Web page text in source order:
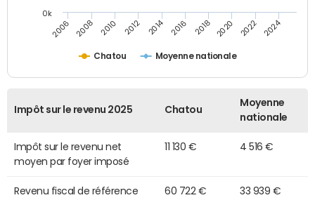
Chatou Moyenne nationale
2006 2008 2010 2012 2014 2016 2018 2020 2022 2024
0k
Impôt sur le revenu 2025 Chatou
Moyenne
nationale
Impôt sur le revenu net
moyen par foyer imposé
11 130 € 4 516 €
Revenu fiscal de référence
60 722 € 33 939 €